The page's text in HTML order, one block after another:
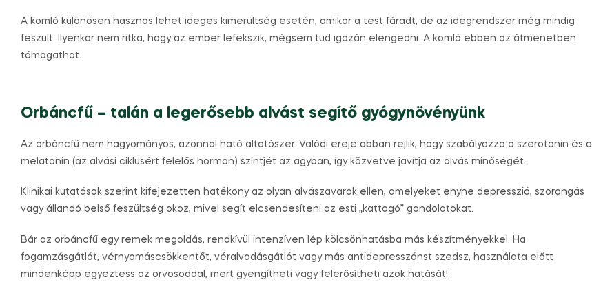
A komló különösen hasznos lehet ideges kimerültség esetén, amikor a test fáradt, de az idegrendszer még mindig
feszült. Ilyenkor nem ritka, hogy az ember lefekszik, mégsem tud igazán elengedni. A komló ebben az átmenetben
támogathat.
Orbáncfű – talán a legerősebb alvást segítő gyógynövényünk
Az orbáncfű nem hagyományos, azonnal ható altatószer. Valódi ereje abban rejlik, hogy szabályozza a szerotonin és a
melatonin (az alvási ciklusért felelős hormon) szintjét az agyban, így közvetve javítja az alvás minőségét.
Klinikai kutatások szerint kifejezetten hatékony az olyan alvászavarok ellen, amelyeket enyhe depresszió, szorongás
vagy állandó belső feszültség okoz, mivel segít elcsendesíteni az esti „kattogó” gondolatokat.
Bár az orbáncfű egy remek megoldás, rendkívül intenzíven lép kölcsönhatásba más készítményekkel. Ha
fogamzásgátlót, vérnyomáscsökkentőt, véralvadásgátlót vagy más antidepresszánst szedsz, használata előtt
mindenképp egyeztess az orvosoddal, mert gyengítheti vagy felerősítheti azok hatását!